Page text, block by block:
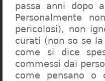
passa anni dopo
Personalmente
pericolosi), non
curati (non so se
come si dice
commessi dai
come pensano o